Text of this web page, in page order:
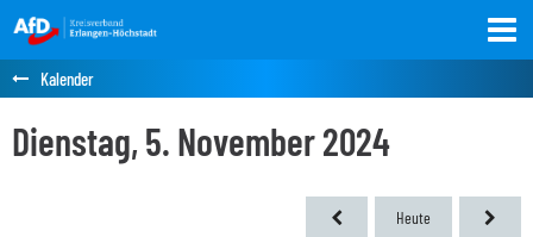
Kalender
Dienstag, 5. November 2024
Heute